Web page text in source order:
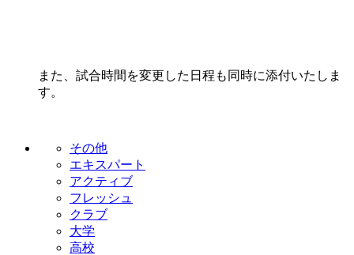
また、試合時間を変更した日程も同時に添付いたしま
す。
その他
エキスパート
アクティブ
フレッシュ
クラブ
大学
高校